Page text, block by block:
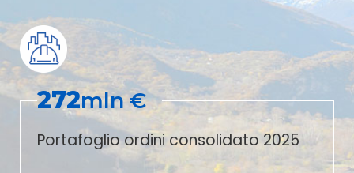
272mln €
Portafoglio ordini consolidato 2025